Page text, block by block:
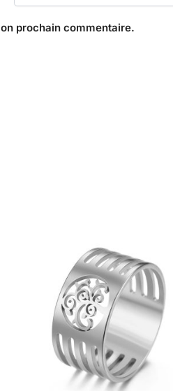
prochain commentaire.